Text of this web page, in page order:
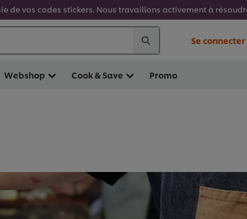
de vos codes stickers. Nous travaillons activement à
Se connecter
Webshop Cook & Save Promo